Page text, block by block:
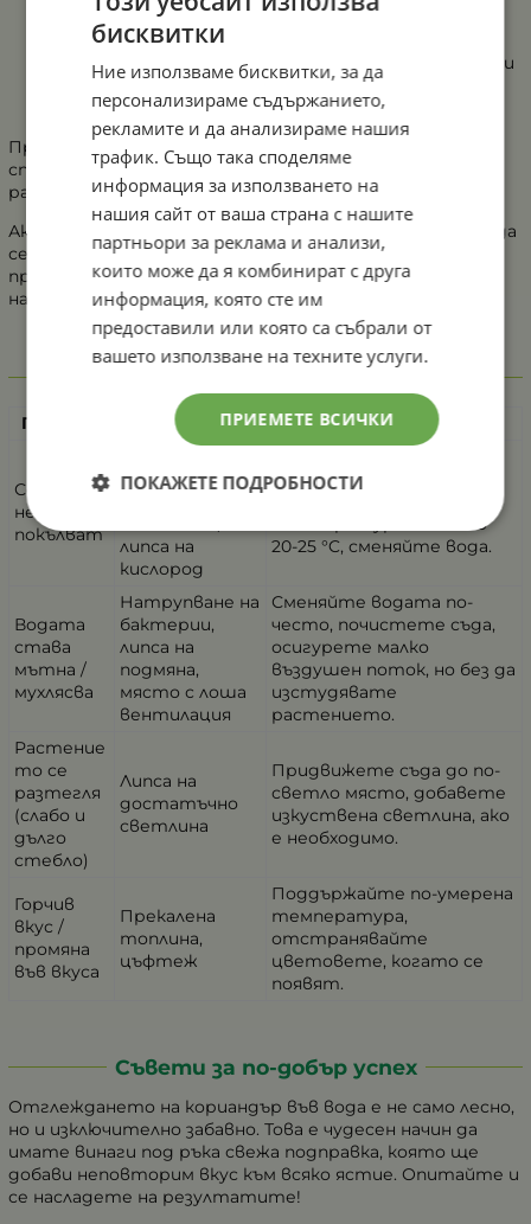
корените станат достатъчно големи (около 2-3
см), можете да преместите стръкчетата в
саксия, пълна с добре дренирана почва. Засадете ги
на дълбочина, която покрива корените, и ги
поливайте умерено.
При необходимост подхранвайте с течен тор,
специално формулиран за хидропоника или за водни
растения.
Ако растението започне да цъфти, вкусът му може да
се промени – често горчи. Ако не искате, може да
премахнете цветовете, за да стимулирате растеж
на листата.
Проблем Причини Решение
Семената
не
покълват
стари,
липса на
кислород
Използвайте свежи
температурата около
20-25 °C, сменяйте вода.
Водата
става
мътна /
мухлясва
Натрупване на
бактерии,
липса на
подмяна,
място с лоша
вентилация
Сменяйте водата по-
често, почистете съда,
осигурете малко
въздушен поток, но без да
изстудявате
растението.
Растение
то се
разтегля
(слабо и
дълго
стебло)
Липса на
достатъчно
светлина
Придвижете съда до по-
светло място, добавете
изкуствена светлина, ако
е необходимо.
Горчив
вкус /
промяна
във вкуса
Прекалена
топлина,
цъфтеж
Поддържайте по-умерена
температура,
отстранявайте
цветовете, когато се
появят.
Съвети за по-добър успех
Отглеждането на кориандър във вода е не само лесно,
но и изключително забавно. Това е чудесен начин да
имате винаги под ръка свежа подправка, която ще
добави неповторим вкус към всяко ястие. Опитайте и
се насладете на резултатите!
бисквитки
Ние използваме бисквитки, за да
персонализираме съдържанието,
рекламите и да анализираме нашия
трафик. Също така споделяме
информация за използването на
нашия сайт от ваша страна с нашите
партньори за реклама и анализи,
които може да я комбинират с друга
информация, която сте им
предоставили или която са събрали от
вашето използване на техните услуги.
ПРИЕМЕТЕ ВСИЧКИ
ПОКАЖЕТЕ ПОДРОБНОСТИ